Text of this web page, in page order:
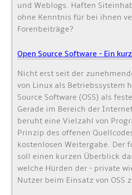
und Weblogs. Haften
ohne Kenntnis für bei ihnen
Forenbeiträge?
Open Source Software - Ein
Nicht erst seit der
von Linux als Betriebssystem
Source Software (OSS) als
Gerade im Bereich der
beruht eine Vielzahl von
Prinzip des offenen
kostenlosen Weitergabe. Der
soll einen kurzen Überblick
welche Hürden der - private
Nutzer beim Einsatz von OSS